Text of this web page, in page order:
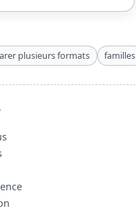
plusieurs formats familles